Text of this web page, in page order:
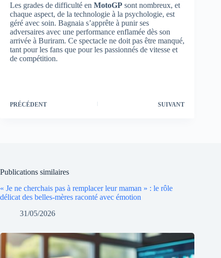
Les grades de difficulté en MotoGP sont nombreux, et
chaque aspect, de la technologie à la psychologie, est
géré avec soin. Bagnaia s’apprête à punir ses
adversaires avec une performance enflamée dès son
arrivée à Buriram. Ce spectacle ne doit pas être manqué,
tant pour les fans que pour les passionnés de vitesse et
de compétition.
PRÉCÉDENT SUIVANT
Publications similaires
« Je ne cherchais pas à remplacer leur maman » : le rôle
délicat des belles-mères raconté avec émotion
31/05/2026